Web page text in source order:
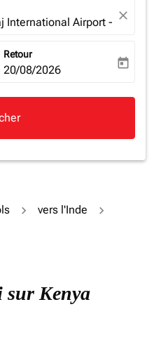
International Airport - close
label
Retour
fc-booking-return-date-aria-
20/08/2026 today
vers l'Inde
sur Kenya